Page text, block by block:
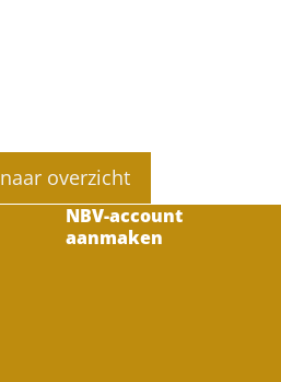
overzicht
NBV-account
aanmaken